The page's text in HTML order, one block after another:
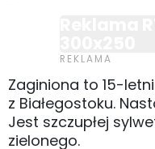
Zaginiona to 15-
z Białegostoku.
Jest szczupłej
zielonego.